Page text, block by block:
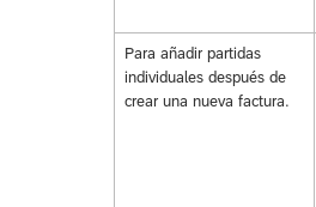
Para añadir partidas
individuales después de
crear una nueva factura.